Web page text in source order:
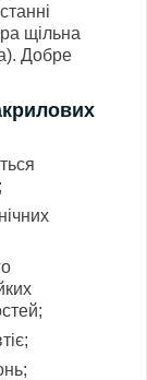
щільна
Добре